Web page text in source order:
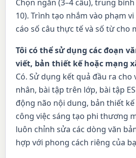
Chọn ngắn (3–4 câu), trung bình
10). Trình tạo nhắm vào phạm
cáo số câu thực tế và số từ cho
Tôi có thể sử dụng các đoạn
viết, bản thiết kế hoặc mạng
Có. Sử dụng kết quả đầu ra cho
nhân, bài tập trên lớp, bài tập
động não nội dung, bản thiết kế
công việc sáng tạo phi thương
luôn chỉnh sửa các dòng văn
hợp với phong cách riêng của